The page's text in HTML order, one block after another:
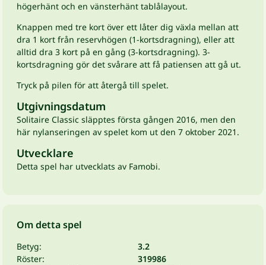
högerhänt och en vänsterhänt tablålayout.
Knappen med tre kort över ett låter dig växla mellan att
dra 1 kort från reservhögen (1-kortsdragning), eller att
alltid dra 3 kort på en gång (3-kortsdragning). 3-
kortsdragning gör det svårare att få patiensen att gå ut.
Tryck på pilen för att återgå till spelet.
Utgivningsdatum
Solitaire Classic släpptes första gången 2016, men den
här nylanseringen av spelet kom ut den 7 oktober 2021.
Utvecklare
Detta spel har utvecklats av Famobi.
Om detta spel
Betyg:
3.2
Röster:
319986